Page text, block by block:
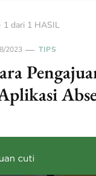
1 dari 1 HASIL
2023 TIPS